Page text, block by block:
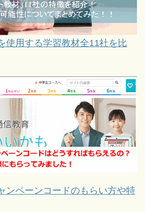
使用する学習教材全11社を比
ンペーンコードのもらい方や特